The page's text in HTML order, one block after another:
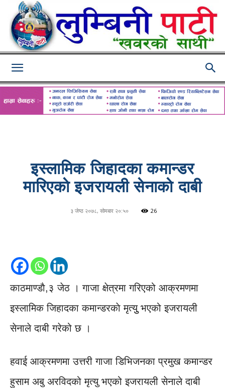
इस्लामिक जिहादका कमान्डर
मारिएकाे इजरायली सेनाकाे दाबी
३ जेष्ठ २०७८, सोमबार २०:५० 26
काठमाण्डाै,३ जेठ । गाजा क्षेत्रमा गरिएको आक्रमणमा
इस्लामिक जिहादका कमान्डरकाे मृत्युु भएको इजरायली
सेनाले दाबी गरेको छ ।
हवाई आक्रमणमा उत्तरी गाजा डिभिजनका प्रमुख कमान्डर
हुसाम अबु अरविदको मृत्यु भएको इजरायली सेनाले दाबी